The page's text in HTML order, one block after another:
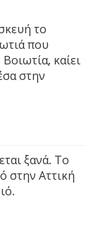
το
που
καίει
στην
ξανά. Το
στην Αττική